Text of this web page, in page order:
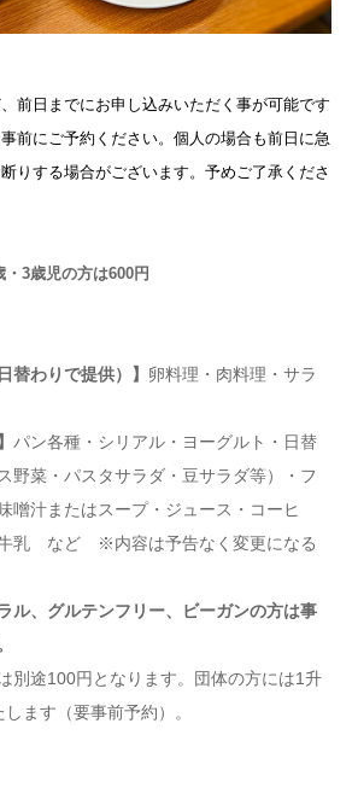
前日までにお申し込みいただく事が可能です
事前にご予約ください。個人の場合も前日に急
りする場合がございます。予めご了承くださ
3歳児の方は600円
替わりで提供）】 卵料理・肉料理・サラ
パン各種・シリアル・ヨーグルト・日替
野菜・パスタサラダ・豆サラダ等）・フ
噌汁またはスープ・ジュース・コーヒ
牛乳 など ※内容は予告なく変更になる
ル、グルテンフリー、ビーガンの方は事
別途100円となります。団体の方には1升
ます（要事前予約）。